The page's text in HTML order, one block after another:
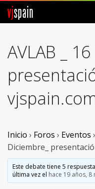
vjspain
Foros
Noticias
Vjspain
Ayuda
Entrar
AVLAB _
Inicio › Foros › Eventos ›
Diciembre_
Este debate tiene 5
última vez el hace 19 años, 8